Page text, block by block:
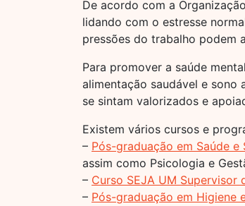
De acordo com a
lidando com o estresse
pressões do trabalho podem
Para promover a saúde
alimentação saudável e sono
se sintam valorizados e
Existem vários cursos e
– Pós-graduação em Saúde e
assim como Psicologia e
– Curso SEJA UM Supervisor
– Pós-graduação em Higiene